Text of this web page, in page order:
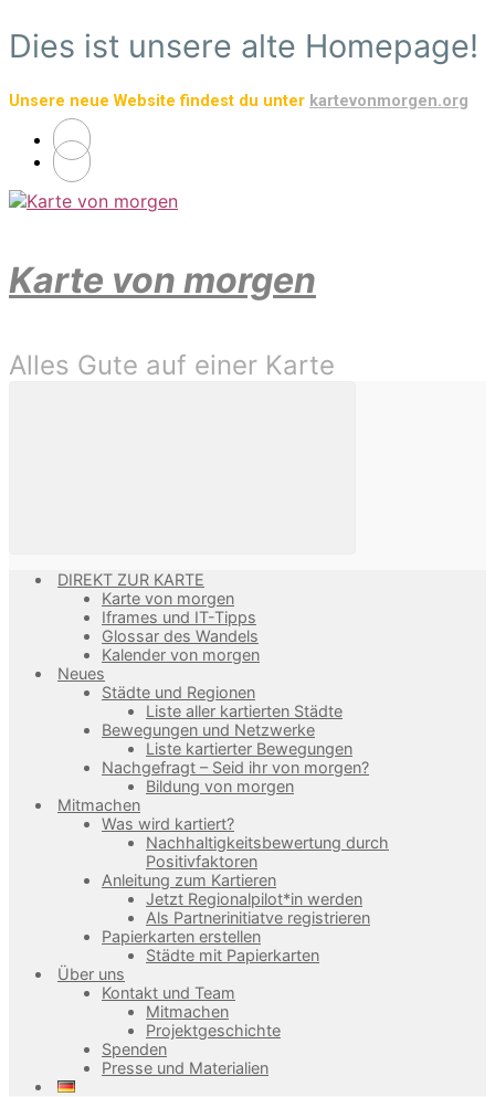
Zum
Hauptinhalt
Dies ist unsere alte Homepage!
Unsere neue Website findest du unter kartevonmorgen.org
Karte von morgen
Alles Gute auf einer Karte
DIREKT ZUR KARTE
Karte von morgen
Iframes und IT-Tipps
Glossar des Wandels
Kalender von morgen
Neues
Städte und Regionen
Liste aller kartierten Städte
Bewegungen und Netzwerke
Liste kartierter Bewegungen
Nachgefragt – Seid ihr von morgen?
Bildung von morgen
Mitmachen
Was wird kartiert?
Nachhaltigkeitsbewertung durch
Positivfaktoren
Anleitung zum Kartieren
Jetzt Regionalpilot*in werden
Als Partnerinitiatve registrieren
Papierkarten erstellen
Städte mit Papierkarten
Über uns
Kontakt und Team
Mitmachen
Projektgeschichte
Spenden
Presse und Materialien